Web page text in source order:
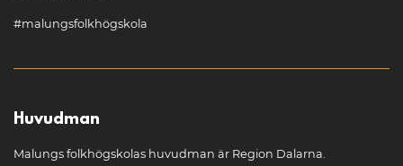
#malungsfolkhögskola
Huvudman
Malungs folkhögskolas huvudman är Region Dalarna.